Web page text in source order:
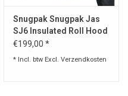
Snugpak Snugpak Jas
SJ6 Insulated Roll Hood
Generation 2
€199,00 *
* Incl. btw Excl. Verzendkosten